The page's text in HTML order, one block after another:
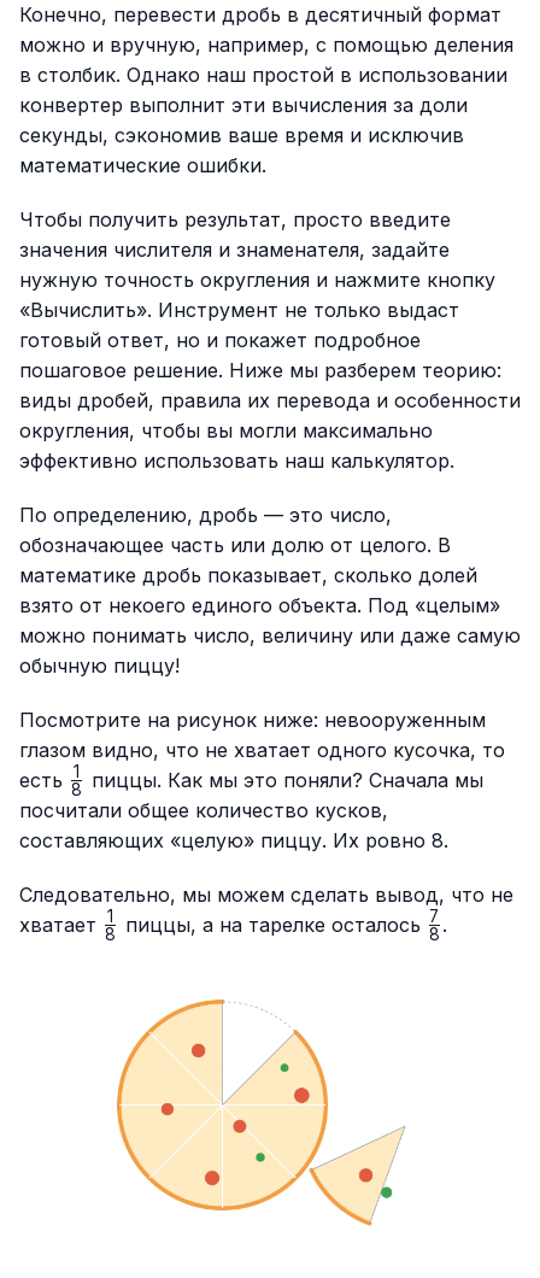
Конечно, перевести дробь в десятичный формат
можно и вручную, например, с помощью деления
в столбик. Однако наш простой в использовании
конвертер выполнит эти вычисления за доли
секунды, сэкономив ваше время и исключив
математические ошибки.
Чтобы получить результат, просто введите
значения числителя и знаменателя, задайте
нужную точность округления и нажмите кнопку
«Вычислить». Инструмент не только выдаст
готовый ответ, но и покажет подробное
пошаговое решение. Ниже мы разберем теорию:
виды дробей, правила их перевода и особенности
округления, чтобы вы могли максимально
эффективно использовать наш калькулятор.
По определению, дробь — это число,
обозначающее часть или долю от целого. В
математике дробь показывает, сколько долей
взято от некоего единого объекта. Под «целым»
можно понимать число, величину или даже самую
обычную пиццу!
Посмотрите на рисунок ниже: невооруженным
глазом видно, что не хватает одного кусочка, то
есть \frac{1}
{8}
8
1
пиццы. Как мы это поняли? Сначала мы
посчитали общее количество кусков,
составляющих «целую» пиццу. Их ровно 8.
Следовательно, мы можем сделать вывод, что не
хватает \frac{1}
8
1 пиццы, а на тарелке осталось \frac{7}
8
7 .